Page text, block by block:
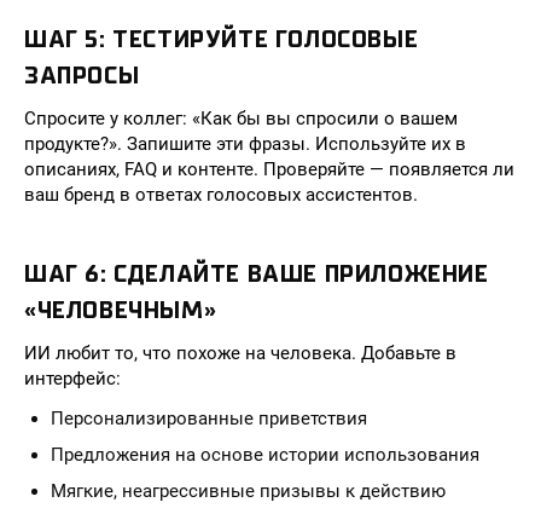
ШАГ 5: ТЕСТИРУЙТЕ ГОЛОСОВЫЕ
ЗАПРОСЫ
Спросите у коллег: «Как бы вы спросили о вашем
продукте?». Запишите эти фразы. Используйте их в
описаниях, FAQ и контенте. Проверяйте — появляется ли
ваш бренд в ответах голосовых ассистентов.
ШАГ 6: СДЕЛАЙТЕ ВАШЕ ПРИЛОЖЕНИЕ
«ЧЕЛОВЕЧНЫМ»
ИИ любит то, что похоже на человека. Добавьте в
интерфейс:
Персонализированные приветствия
Предложения на основе истории использования
Мягкие, неагрессивные призывы к действию